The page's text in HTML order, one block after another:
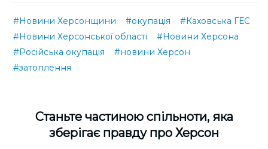
#Новини Херсонщини #окупація
#Каховська ГЕС
#Новини Херсонської області
#Новини Херсона
#Російська окупація
#новини Херсон
#затоплення
Cтаньте частиною спільноти, яка
зберігає правду про Херсон